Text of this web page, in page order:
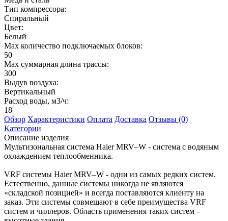
Тип компрессора:
Спиральный
Цвет:
Белый
Max количество подключаемых блоков:
50
Max суммарная длина трассы:
300
Выдув воздуха:
Вертикальный
Расход воды, м3/ч:
18
Обзор Характеристики Оплата Доставка Отзывы (0)
Категории
Описание изделия
Мультизональная система Haier MRV–W - система с водяным
охлаждением теплообменника.
VRF системы Haier MRV–W - одни из самых редких систем.
Естественно, данные системы никогда не являются
«складской позицией» и всегда поставляются клиенту на
заказ. Эти системы совмещают в себе преимущества VRF
систем и чиллеров. Область применения таких систем –